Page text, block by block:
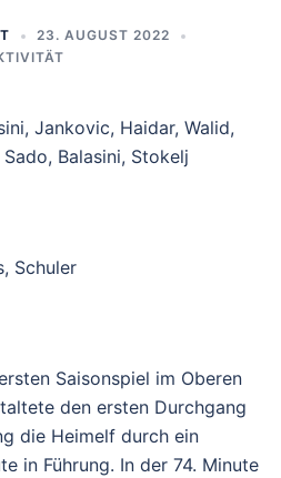
23. AUGUST 2022
Jankovic, Haidar, Walid,
Balasini, Stokelj
Schuler
Saisonspiel im Oberen
den ersten Durchgang
die Heimelf durch ein
in Führung. In der 74. Minute